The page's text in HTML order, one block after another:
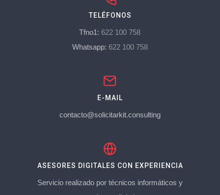
TELÉFONOS
Tfno1: 622 100 758
Whatsapp: 622 100 758
E-MAIL
contacto@solicitarkit.consulting
ASESORES DIGITALES CON EXPERIENCIA
Servicio realizado por técnicos informáticos y